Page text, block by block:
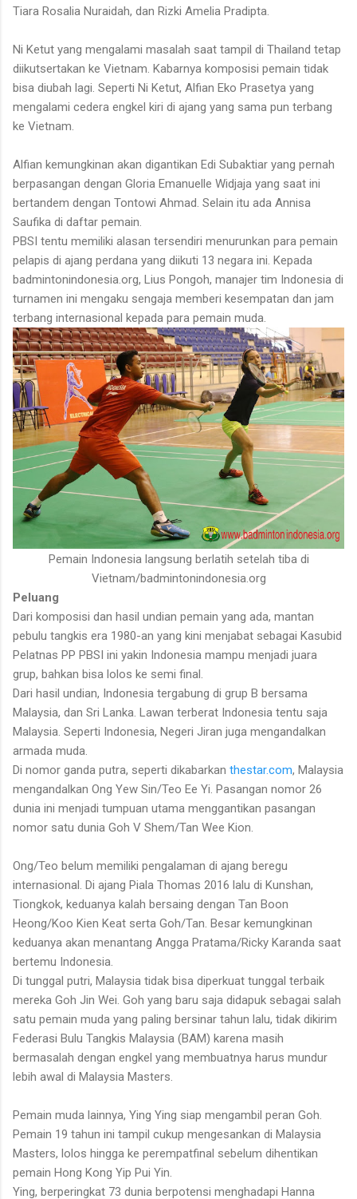
Tiara Rosalia Nuraidah, dan Rizki Amelia Pradipta.
Ni Ketut yang mengalami masalah saat tampil di Thailand tetap
diikutsertakan ke Vietnam. Kabarnya komposisi pemain tidak
bisa diubah lagi. Seperti Ni Ketut, Alfian Eko Prasetya yang
mengalami cedera engkel kiri di ajang yang sama pun terbang
ke Vietnam.
Alfian kemungkinan akan digantikan Edi Subaktiar yang pernah
berpasangan dengan Gloria Emanuelle Widjaja yang saat ini
bertandem dengan Tontowi Ahmad. Selain itu ada Annisa
Saufika di daftar pemain.
PBSI tentu memiliki alasan tersendiri menurunkan para pemain
pelapis di ajang perdana yang diikuti 13 negara ini. Kepada
badmintonindonesia.org, Lius Pongoh, manajer tim Indonesia di
turnamen ini mengaku sengaja memberi kesempatan dan jam
terbang internasional kepada para pemain muda.
Pemain Indonesia langsung berlatih setelah tiba di
Vietnam/badmintonindonesia.org
Peluang
Dari komposisi dan hasil undian pemain yang ada, mantan
pebulu tangkis era 1980-an yang kini menjabat sebagai Kasubid
Pelatnas PP PBSI ini yakin Indonesia mampu menjadi juara
grup, bahkan bisa lolos ke semi final.
Dari hasil undian, Indonesia tergabung di grup B bersama
Malaysia, dan Sri Lanka. Lawan terberat Indonesia tentu saja
Malaysia. Seperti Indonesia, Negeri Jiran juga mengandalkan
armada muda.
Di nomor ganda putra, seperti dikabarkan thestar.com, Malaysia
mengandalkan Ong Yew Sin/Teo Ee Yi. Pasangan nomor 26
dunia ini menjadi tumpuan utama menggantikan pasangan
nomor satu dunia Goh V Shem/Tan Wee Kion.
Ong/Teo belum memiliki pengalaman di ajang beregu
internasional. Di ajang Piala Thomas 2016 lalu di Kunshan,
Tiongkok, keduanya kalah bersaing dengan Tan Boon
Heong/Koo Kien Keat serta Goh/Tan. Besar kemungkinan
keduanya akan menantang Angga Pratama/Ricky Karanda saat
bertemu Indonesia.
Di tunggal putri, Malaysia tidak bisa diperkuat tunggal terbaik
mereka Goh Jin Wei. Goh yang baru saja didapuk sebagai salah
satu pemain muda yang paling bersinar tahun lalu, tidak dikirim
Federasi Bulu Tangkis Malaysia (BAM) karena masih
bermasalah dengan engkel yang membuatnya harus mundur
lebih awal di Malaysia Masters.
Pemain muda lainnya, Ying Ying siap mengambil peran Goh.
Pemain 19 tahun ini tampil cukup mengesankan di Malaysia
Masters, lolos hingga ke perempatfinal sebelum dihentikan
pemain Hong Kong Yip Pui Yin.
Ying, berperingkat 73 dunia berpotensi menghadapi Hanna